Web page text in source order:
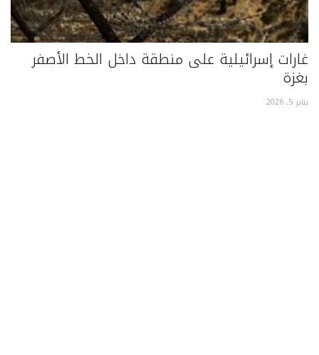
غارات إسرائيلية على منطقة داخل الخط الأصفر
بغزة
يناير 5, 2026